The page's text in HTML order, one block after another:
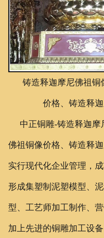
铸造释迦摩尼佛祖铜
价格、铸造释
中正铜雕-铸造释迦摩
佛祖铜像价格、铸造释
实行现代化企业管理，
形成集塑制泥塑模型、
型、工艺师加工制作、
加上先进的铜雕加工设